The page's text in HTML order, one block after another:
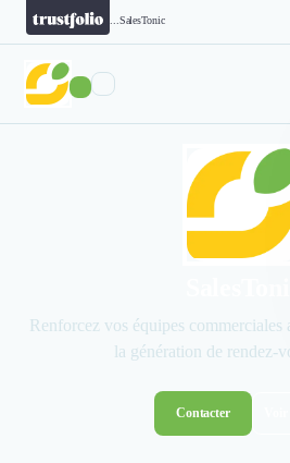
SalesTonic
Renforcez vos équipes commerciales
la génération de rendez-
Contacter